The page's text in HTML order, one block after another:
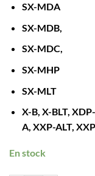
SX-MDA
SX-MDB,
SX-MDC,
SX-MHP
SX-MLT
X-B, X-BLT,
A, XXP-ALT,
En stock